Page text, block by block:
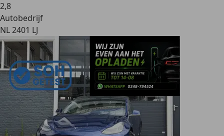
2,8
Autobedrijf
NL 2401 LJ